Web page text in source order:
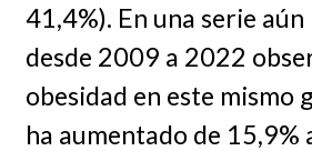
41,4%). En una serie aún
desde 2009 a 2022
obesidad en este mismo
ha aumentado de 15,9%